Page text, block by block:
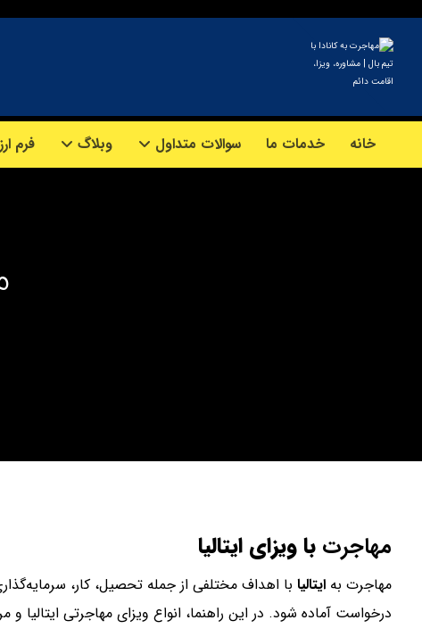
خانه خدمات ما سوالات متداول وبلاگ فرم
مهاجرت با ویزای ایتالیا
مهاجرت به ایتالیابا اهداف مختلفی از جمله تحصیل، کار،
درخواست آماده شود. در این راهنما، انواع ویزای مهاجرتی